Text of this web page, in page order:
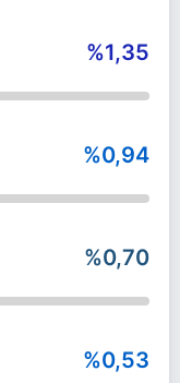
%1,35
%0,94
%0,70
%0,53